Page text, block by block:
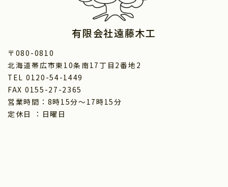
有限会社遠藤木工
〒080-0810
北海道帯広市東10条南17丁目2番地2
TEL 0120-54-1449
FAX 0155-27-2365
営業時間：8時15分～17時15分
定休日 ：日曜日